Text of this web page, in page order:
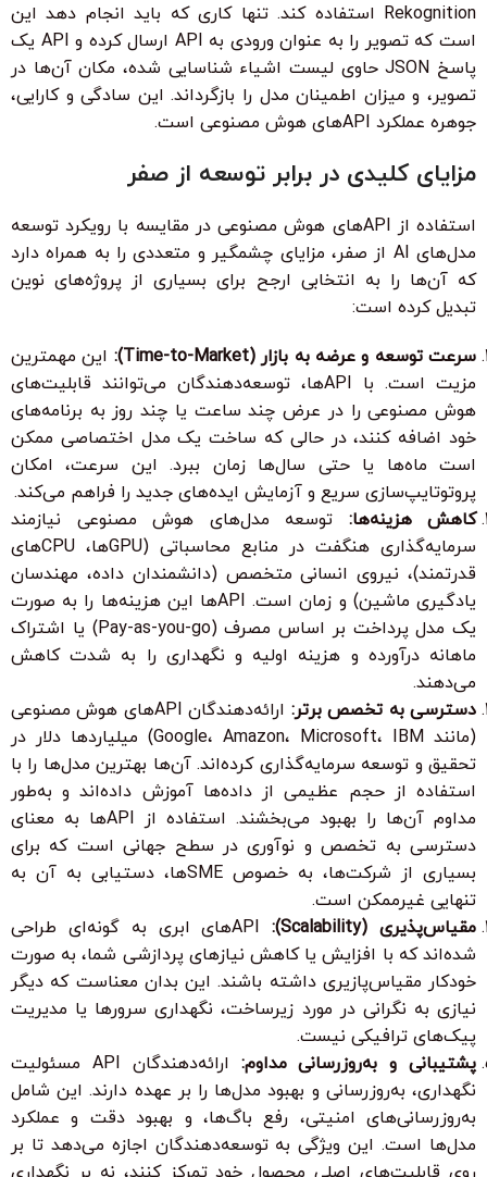
Rekognition استفاده کند. تنها کاری که باید انجام دهد این
است که تصویر را به عنوان ورودی به API ارسال کرده و API یک
پاسخ JSON حاوی لیست اشیاء شناسایی شده، مکان آن‌ها در
تصویر، و میزان اطمینان مدل را بازگرداند. این سادگی و کارایی،
جوهره عملکرد APIهای هوش مصنوعی است.
مزایای کلیدی در برابر توسعه از صفر
استفاده از APIهای هوش مصنوعی در مقایسه با رویکرد توسعه
مدل‌های AI از صفر، مزایای چشمگیر و متعددی را به همراه دارد
که آن‌ها را به انتخابی ارجح برای بسیاری از پروژه‌های نوین
تبدیل کرده است:
سرعت توسعه و عرضه به بازار (Time-to-Market):
این مهمترین
مزیت است. با APIها، توسعه‌دهندگان می‌توانند قابلیت‌های
هوش مصنوعی را در عرض چند ساعت یا چند روز به برنامه‌های
خود اضافه کنند، در حالی که ساخت یک مدل اختصاصی ممکن
است ماه‌ها یا حتی سال‌ها زمان ببرد. این سرعت، امکان
پروتوتایپ‌سازی سریع و آزمایش ایده‌های جدید را فراهم می‌کند.
کاهش هزینه‌ها: توسعه مدل‌های هوش مصنوعی نیازمند
سرمایه‌گذاری هنگفت در منابع محاسباتی (GPUها، CPUهای
قدرتمند)، نیروی انسانی متخصص (دانشمندان داده، مهندسان
یادگیری ماشین) و زمان است. APIها این هزینه‌ها را به صورت
یک مدل پرداخت بر اساس مصرف (Pay-as-you-go) یا اشتراک
ماهانه درآورده و هزینه اولیه و نگهداری را به شدت کاهش
می‌دهند.
دسترسی به تخصص برتر:
ارائه‌دهندگان APIهای هوش مصنوعی
(مانند Google، Amazon، Microsoft، IBM) میلیاردها دلار در
تحقیق و توسعه سرمایه‌گذاری کرده‌اند. آن‌ها بهترین مدل‌ها را با
استفاده از حجم عظیمی از داده‌ها آموزش داده‌اند و به‌طور
مداوم آن‌ها را بهبود می‌بخشند. استفاده از APIها به معنای
دسترسی به تخصص و نوآوری در سطح جهانی است که برای
بسیاری از شرکت‌ها، به خصوص SMEها، دستیابی به آن به
تنهایی غیرممکن است.
مقیاس‌پذیری (Scalability):
APIهای ابری به گونه‌ای طراحی
شده‌اند که با افزایش یا کاهش نیازهای پردازشی شما، به صورت
خودکار مقیاس‌پازیری داشته باشند. این بدان معناست که دیگر
نیازی به نگرانی در مورد زیرساخت، نگهداری سرورها یا مدیریت
پیک‌های ترافیکی نیست.
پشتیبانی و به‌روزرسانی مداوم:
ارائه‌دهندگان API مسئولیت
نگهداری، به‌روزرسانی و بهبود مدل‌ها را بر عهده دارند. این شامل
به‌روزرسانی‌های امنیتی، رفع باگ‌ها، و بهبود دقت و عملکرد
مدل‌ها است. این ویژگی به توسعه‌دهندگان اجازه می‌دهد تا بر